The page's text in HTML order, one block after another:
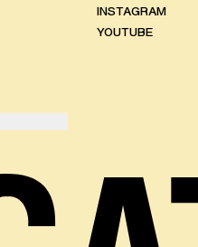
INSTAGRAM
YOUTUBE